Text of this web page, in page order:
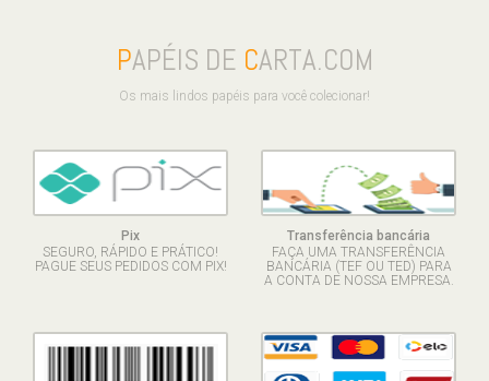
PAPÉIS DE CARTA.COM
Os mais lindos papéis para você colecionar!
Pix
SEGURO, RÁPIDO E PRÁTICO!
PAGUE SEUS PEDIDOS COM PIX!
Transferência bancária
FAÇA UMA TRANSFERÊNCIA
BANCÁRIA (TEF OU TED) PARA
A CONTA DE NOSSA EMPRESA.